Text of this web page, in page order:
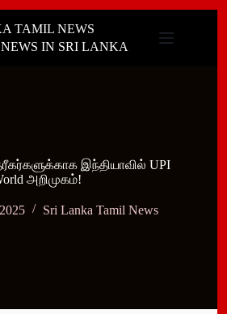
TAMIL NEWS
IN SRI LANKA
இந்தியாவில் UPI
அறிமுகம்!
Sri Lanka Tamil News